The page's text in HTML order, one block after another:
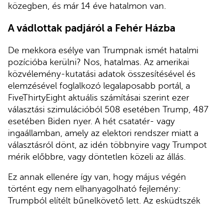
közegben, és már 14 éve hatalmon van.
A vádlottak padjáról a Fehér Házba
De mekkora esélye van Trumpnak ismét hatalmi
pozícióba kerülni? Nos, hatalmas. Az amerikai
közvélemény-kutatási adatok összesítésével és
elemzésével foglalkozó legalaposabb portál, a
FiveThirtyEight aktuális számításai szerint ezer
választási szimulációból 508 esetében Trump, 487
esetében Biden nyer. A hét csatatér- vagy
ingaállamban, amely az elektori rendszer miatt a
választásról dönt, az idén többnyire vagy Trumpot
mérik előbbre, vagy döntetlen közeli az állás.
Ez annak ellenére így van, hogy május végén
történt egy nem elhanyagolható fejlemény:
Trumpból elítélt bűnelkövető lett. Az esküdtszék